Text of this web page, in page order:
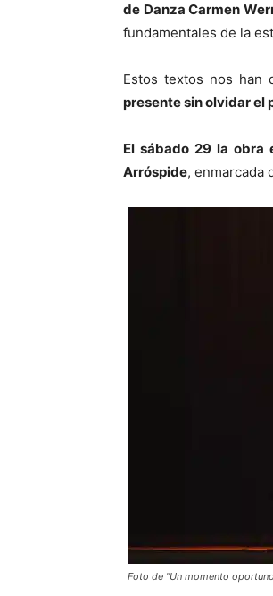
de Danza Carmen
fundamentales de la
Estos textos nos han
presente sin olvidar el
El sábado 29 la obra
Arróspide, enmarcada
Foto de "Un momento